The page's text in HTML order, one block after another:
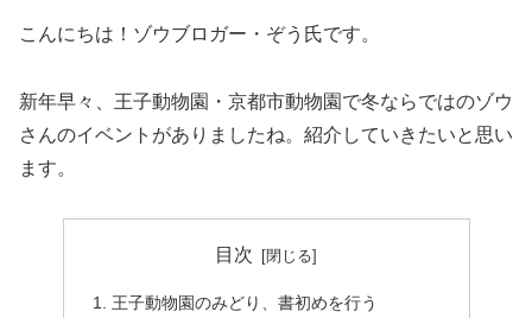
こんにちは！ゾウブロガー・ぞう氏です。
新年早々、王子動物園・京都市動物園で冬ならではのゾウ
さんのイベントがありましたね。紹介していきたいと思い
ます。
目次
王子動物園のみどり、書初めを行う